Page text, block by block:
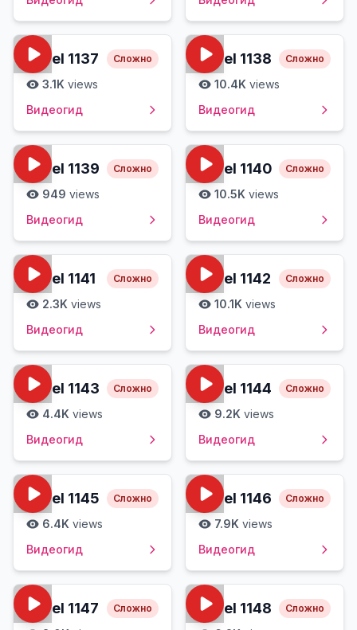
Level 1137 Сложно
3.1K views
Видеогид
Level 1138 Сложно
10.4K views
Видеогид
Level 1139 Сложно
949 views
Видеогид
Level 1140 Сложно
10.5K views
Видеогид
Level 1141 Сложно
2.3K views
Видеогид
Level 1142 Сложно
10.1K views
Видеогид
Level 1143 Сложно
4.4K views
Видеогид
Level 1144 Сложно
9.2K views
Видеогид
Level 1145 Сложно
6.4K views
Видеогид
Level 1146 Сложно
7.9K views
Видеогид
Level 1147 Сложно Level 1148 Сложно